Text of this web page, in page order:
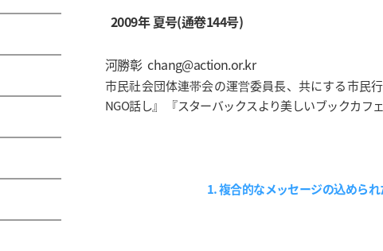
2009年 夏号(通卷144号)
河勝彰 chang@action.or.kr
市民社会団体連帯会の運営委員長、共にする市民
NGO話し』 『スターバックスより美しいブックカフ
1. 複合的なメッセージの込めら